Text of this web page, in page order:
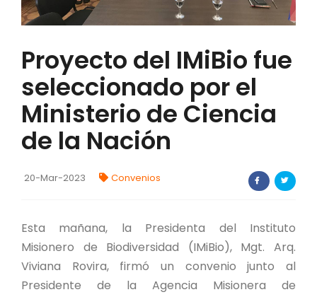
RESGUARDO DE COLECCIONES
FORTALECIMIENTO DE RECURSOS
ALIMENTICIOS
BIODIVERSIDAD Y ALIMENTACIÓN
INVENTARIO DE LA BIODIVERSIDAD MISIONERA
FORMULARIO DE REGISTRO DE
INVESTIGADORES
AUTORIZACIONES
Proyecto del IMiBio fue
seleccionado por el
Ministerio de Ciencia
de la Nación
20-Mar-2023 Convenios
Esta mañana, la Presidenta del Instituto
Misionero de Biodiversidad (IMiBio), Mgt. Arq.
Viviana Rovira, firmó un convenio junto al
Presidente de la Agencia Misionera de